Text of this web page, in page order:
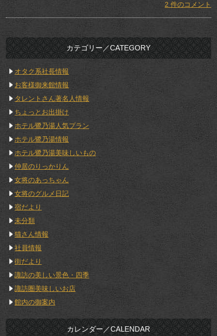
2 件のコメント
カテゴリー／CATEGORY
オタク系社長情報
お客様御来館情報
タレントさん著名人情報
ちょっとお出掛け
ホテル鷺乃湯人気プラン
ホテル鷺乃湯情報
ホテル鷺乃湯美味しいもの
仲居のりっかりん
女将のあっちゃん
女将のグルメ日記
宿だより
未分類
猫さん情報
社員情報
街だより
諏訪の美しい景色・四季
諏訪圏美味しいお店
館内の御案内
カレンダー／CALENDAR